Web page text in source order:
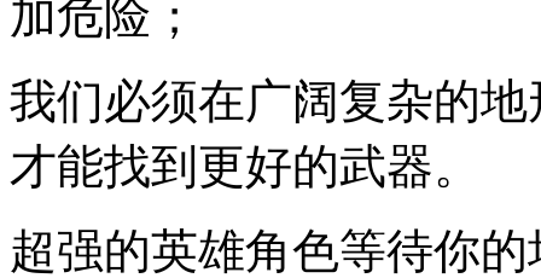
加危险；
我们必须在广阔复杂的
才能找到更好的武器。
超强的英雄角色等待你